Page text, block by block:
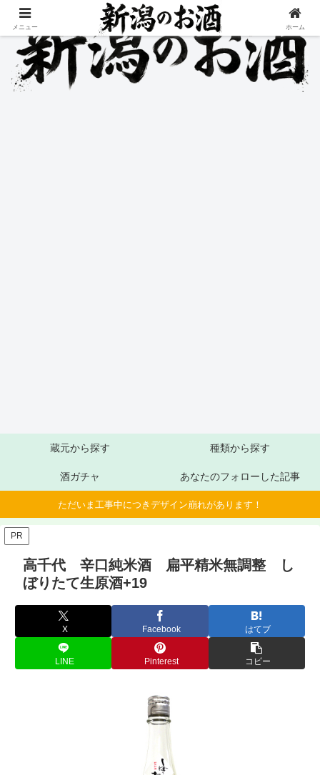
蔵元から探す 種類から探す
酒ガチャ あなたのフォローした記事
ただいま工事中につきデザイン崩れがあります！
PR
高千代 辛口純米酒 扁平精米無調整 し
ぼりたて生原酒+19
X Facebook はてブ
LINE Pinterest コピー
メニュー ホーム